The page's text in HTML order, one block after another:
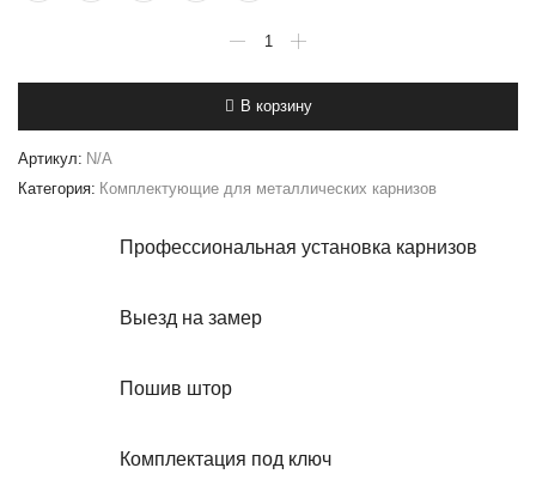
товара
(16
мм)
В корзину
Артикул: N/A
Категория: Комплектующие для металлических карнизов
Профессиональная установка карнизов
Выезд на замер
Пошив штор
Комплектация под ключ